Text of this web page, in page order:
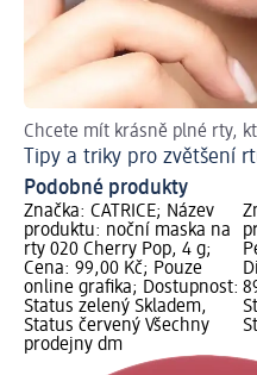
Chcete mít krásně plné rty,
Tipy a triky pro zvětšení
Podobné produkty
Značka: CATRICE; Název
produktu: noční maska na
rty 020 Cherry Pop, 4 g;
Cena: 99,00 Kč; Pouze
online grafika; Dostupnost:
Status zelený Skladem,
Status červený Všechny
prodejny dm